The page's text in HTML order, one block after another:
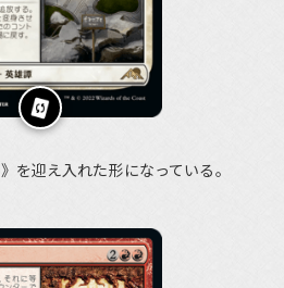
》を迎え入れた形になっている。